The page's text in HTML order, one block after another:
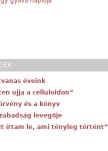
éveink
ujja a celluloidon”
és a könyv
levegője
írtam le, ami tényleg történt”